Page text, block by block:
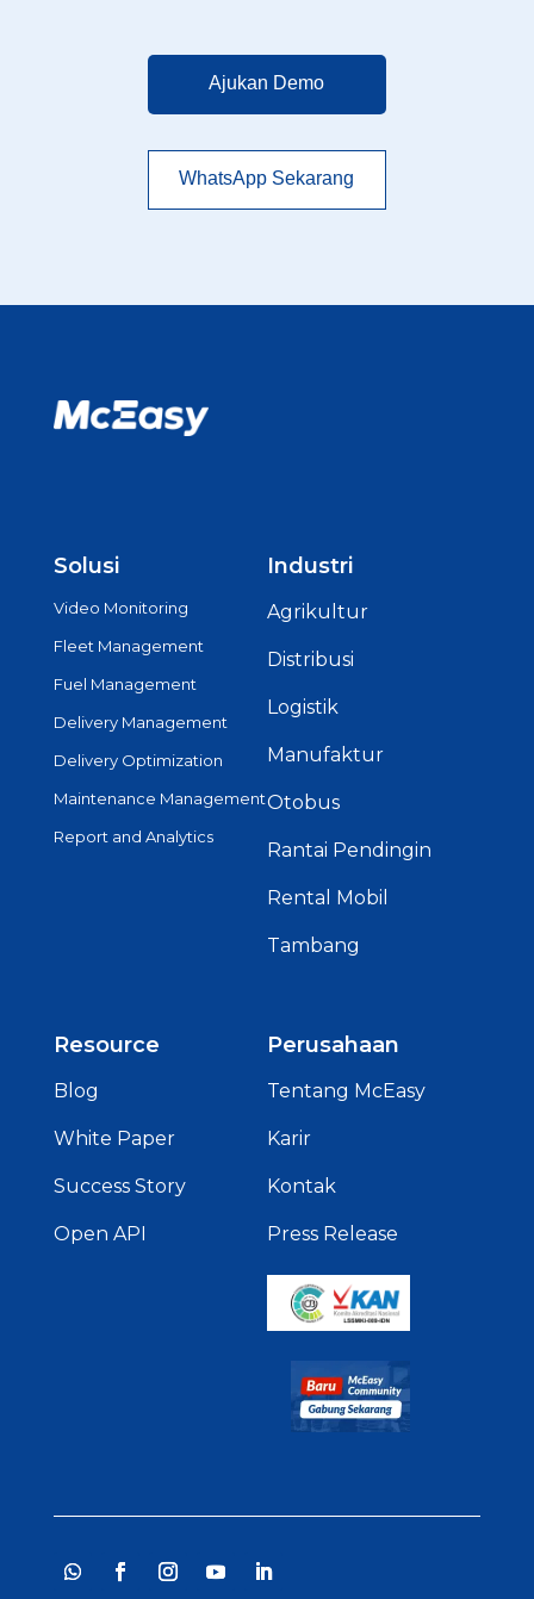
Ajukan Demo
WhatsApp Sekarang
Solusi
Video Monitoring
Fleet Management
Fuel Management
Delivery Management
Delivery Optimization
Maintenance Management
Report and Analytics
Industri
Agrikultur
Distribusi
Logistik
Manufaktur
Otobus
Rantai Pendingin
Rental Mobil
Tambang
Resource
Blog
White Paper
Success Story
Open API
Perusahaan
Tentang McEasy
Karir
Kontak
Press Release